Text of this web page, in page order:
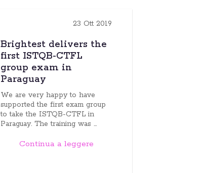
23 Ott 2019
Brightest delivers the
first ISTQB-CTFL
group exam in
Paraguay
We are very happy to have
supported the first exam group
to take the ISTQB-CTFL in
Paraguay. The training was ...
Continua a leggere